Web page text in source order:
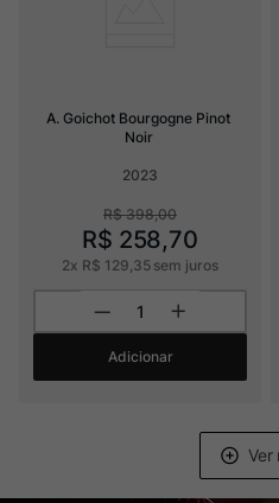
A. Goichot Bourgogne Pinot
Noir
2023
R$ 398,00
R$ 258,70
2x R$ 129 35sem juros
Adicionar